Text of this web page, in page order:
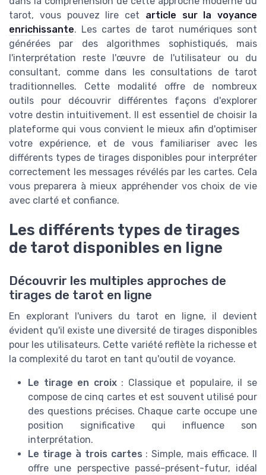
tarot, vous pouvez lire cet article sur la voyance
enrichissante. Les cartes de tarot numériques sont
générées par des algorithmes sophistiqués, mais
l'interprétation reste l'œuvre de l'utilisateur ou du
consultant, comme dans les consultations de tarot
traditionnelles. Cette modalité offre de nombreux
outils pour découvrir différentes façons d'explorer
votre destin intuitivement. Il est essentiel de choisir la
plateforme qui vous convient le mieux afin d'optimiser
votre expérience, et de vous familiariser avec les
différents types de tirages disponibles pour interpréter
correctement les messages révélés par les cartes. Cela
vous preparera à mieux appréhender vos choix de vie
avec clarté et confiance.
Les différents types de tirages
de tarot disponibles en ligne
Découvrir les multiples approches de
tirages de tarot en ligne
En explorant l'univers du tarot en ligne, il devient
évident qu'il existe une diversité de tirages disponibles
pour les utilisateurs. Cette variété reflète la richesse et
la complexité du tarot en tant qu'outil de voyance.
Le tirage en croix: Classique et populaire, il se
compose de cinq cartes et est souvent utilisé pour
des questions précises. Chaque carte occupe une
position significative qui influence son
interprétation.
Le tirage à trois cartes : Simple, mais efficace. Il
offre une perspective passé-présent-futur, idéal